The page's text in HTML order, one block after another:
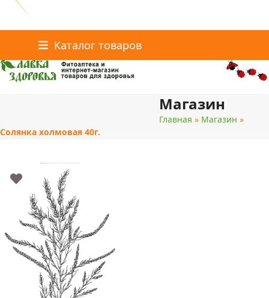
content
Каталог товаров
Доставка и оплата
Скидки
Магазин
Главная » Магазин »
Солянка холмовая 40г.